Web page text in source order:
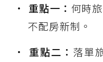
重點一： 何時
不配房新制。
重點二： 落單